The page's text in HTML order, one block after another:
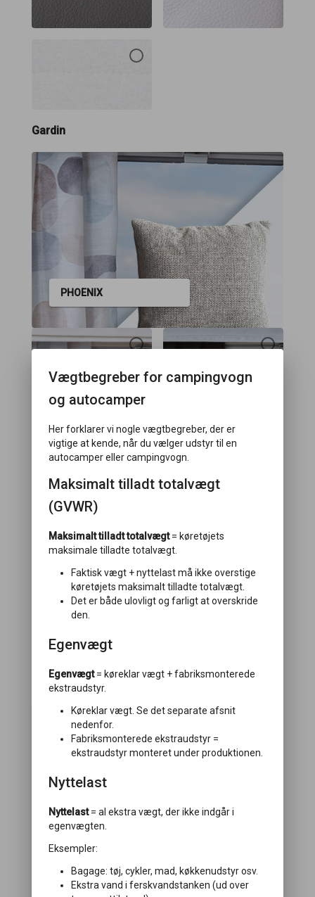
Gardin
PHOENIX
Vælg pakke
Økopakke
10 kg
Økopakke med lithiumbatteri, luftventil,
Vægtbegreber for campingvogn
og autocamper
Her forklarer vi nogle vægtbegreber, der er
vigtige at kende, når du vælger udstyr til en
autocamper eller campingvogn.
Maksimalt tilladt totalvægt
(GVWR)
Maksimalt tilladt totalvægt= køretøjets
maksimale tilladte totalvægt.
Faktisk vægt + nyttelast må ikke overstige
køretøjets maksimalt tilladte totalvægt.
Det er både ulovligt og farligt at overskride
den.
Egenvægt
Egenvægt= køreklar vægt + fabriksmonterede
ekstraudstyr.
Køreklar vægt. Se det separate afsnit
nedenfor.
Fabriksmonterede ekstraudstyr =
ekstraudstyr monteret under produktionen.
Nyttelast
Nyttelast= al ekstra vægt, der ikke indgår i
egenvægten.
Eksempler:
Bagage: tøj, cykler, mad, køkkenudstyr osv.
Ekstra vand i ferskvandstanken (ud over